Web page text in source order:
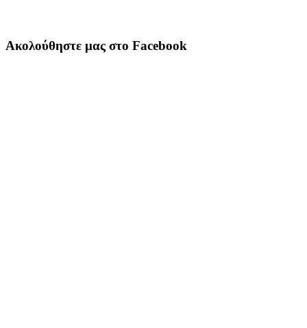
Ακολούθηστε μας στο Facebook